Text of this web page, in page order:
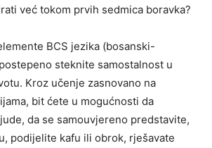
već tokom prvih sedmica boravka?
BCS jezika (bosanski-
steknite samostalnost u
Kroz učenje zasnovano na
bit ćete u mogućnosti da
da se samouvjereno predstavite,
podijelite kafu ili obrok, rješavate